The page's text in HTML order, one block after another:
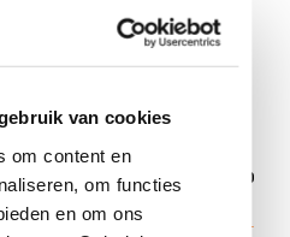
van cookies
om content en
om functies
en om ons
AVH-Collectie
Cairo dining tuintafel 100
cm rond teakhout
Klik op het product voor meer